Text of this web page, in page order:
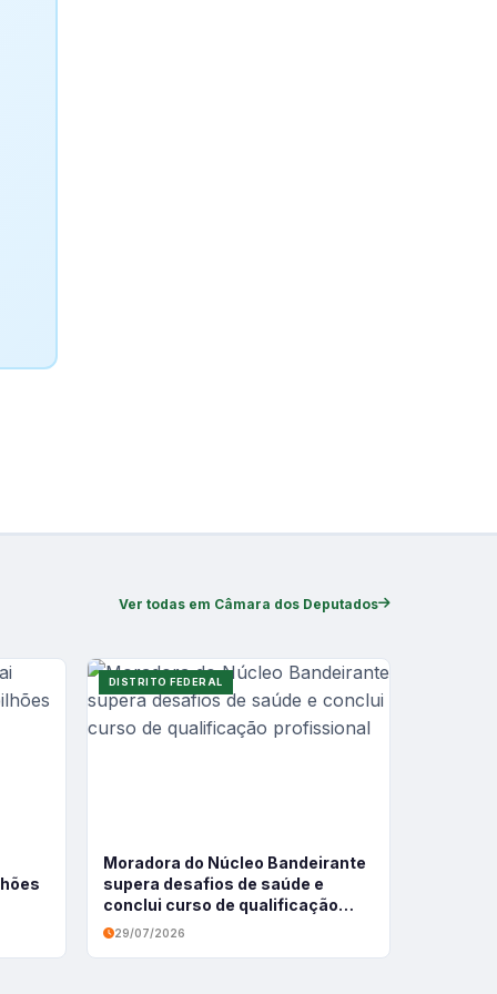
Ver todas em Câmara dos Deputados
DISTRITO FEDERAL
Moradora do Núcleo Bandeirante
supera desafios de saúde e
conclui curso de qualificação
profissional
29/07/2026